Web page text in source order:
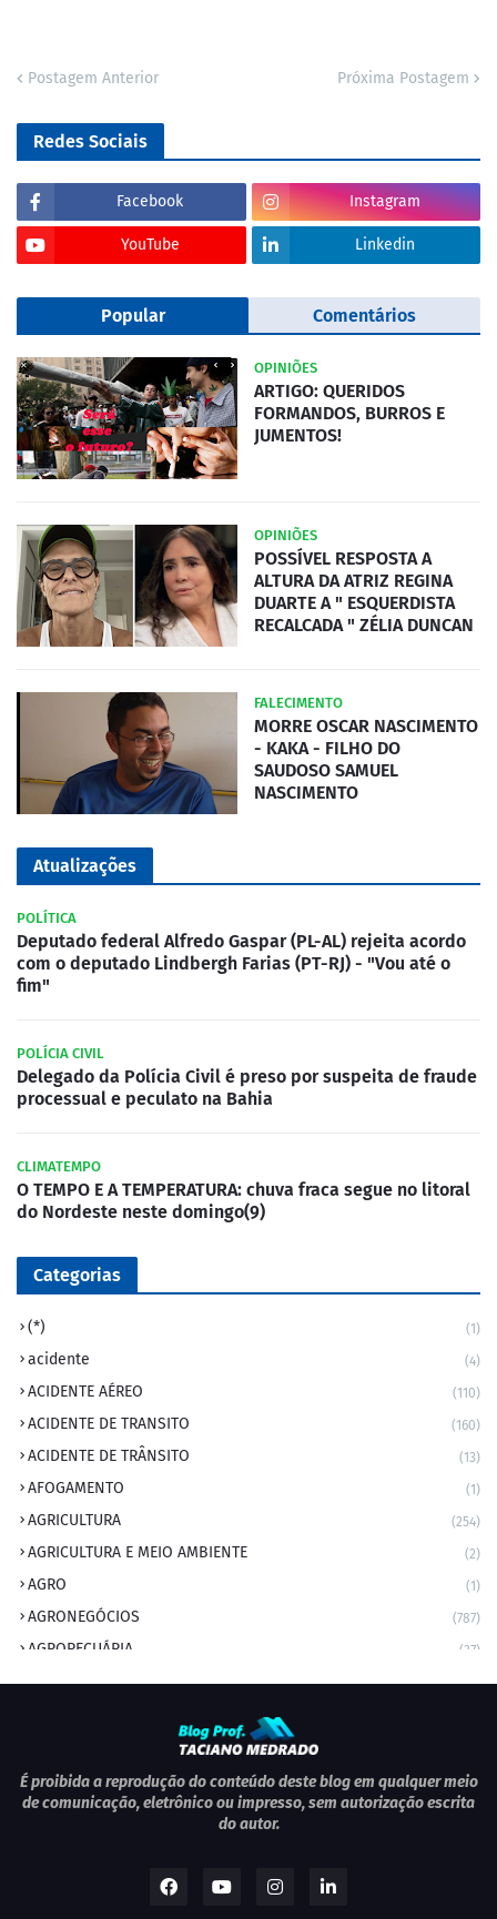
Postagem Anterior Próxima Postagem
Redes Sociais
Facebook Instagram
YouTube Linkedin
Popular Comentários
OPINIÕES
ARTIGO: QUERIDOS
FORMANDOS, BURROS E
JUMENTOS!
OPINIÕES
POSSÍVEL RESPOSTA A
ALTURA DA ATRIZ REGINA
DUARTE A " ESQUERDISTA
RECALCADA " ZÉLIA DUNCAN
FALECIMENTO
MORRE OSCAR NASCIMENTO
- KAKA - FILHO DO
SAUDOSO SAMUEL
NASCIMENTO
Atualizações
POLÍTICA
Deputado federal Alfredo Gaspar (PL-AL) rejeita acordo
com o deputado Lindbergh Farias (PT-RJ) - "Vou até o
fim"
POLÍCIA CIVIL
Delegado da Polícia Civil é preso por suspeita de fraude
processual e peculato na Bahia
CLIMATEMPO
O TEMPO E A TEMPERATURA: chuva fraca segue no litoral
do Nordeste neste domingo(9)
Categorias
(*) (1)
acidente (4)
ACIDENTE AÉREO (110)
ACIDENTE DE TRANSITO (160)
ACIDENTE DE TRÂNSITO (13)
AFOGAMENTO (1)
AGRICULTURA (254)
AGRICULTURA E MEIO AMBIENTE (2)
AGRO (1)
AGRONEGÓCIOS (787)
AGROPECUÁRIA (37)
AMBIENTE (9)
ANIVERSÁRIO DA CIDADE
ANIVERSÁRIOS (1)
APEXBRASIL (1)
É proibida a reprodução do conteúdo deste blog em qualquer meio
de comunicação, eletrônico ou impresso, sem autorização escrita
do autor.